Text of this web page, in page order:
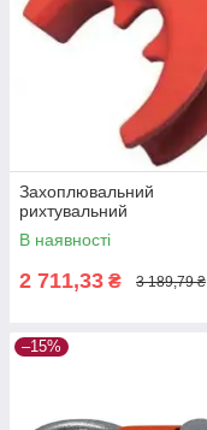
Захоплювальний
рихтувальний
В наявності
2 711,33 ₴ 3 189,79 ₴
–15%